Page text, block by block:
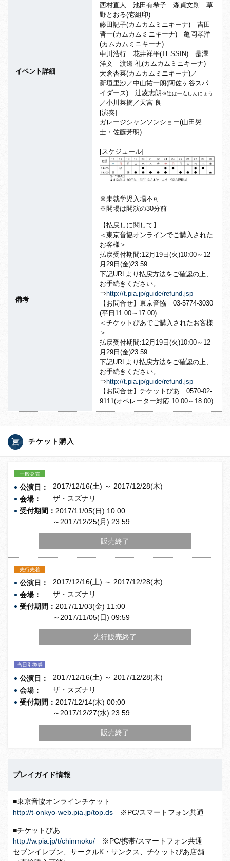
イベント詳細
西村直人 池田有希子 森貞文則 草
野とおる(壱組印)
藤田記子(カムカムミニキーナ) 吉田
晋一(カムカムミニキーナ) 亀岡孝洋
(カムカムミニキーナ)
中川浩行 花井祥平(TESSIN) 是澤
洋文 渡邊 礼(カムカムミニキーナ)
大倉杏菜(カムカムミニキーナ)／
新垣里沙／中山祐一朗(阿佐ヶ谷スパ
イダース) 辻凌志朗※辻は一点しんにょう
／小川菜摘／天宮 良
[演奏]
ガレージシャンソンショー(山田晃
士・佐藤芳明)
[スケジュール]
備考
※未就学児入場不可
※開場は開演の30分前
【払戻しに関して】
＜東京音協オンラインでご購入された
お客様＞
払戻受付期間:12月19日(火)10:00～12
月29日(金)23:59
下記URLより払戻方法をご確認の上、
お手続きください。
⇒http://t.pia.jp/guide/refund. jsp
【お問合せ】東京音協 03-5774-3030
(平日11:00～17:00)
＜チケットぴあでご購入されたお客様
＞
払戻受付期間:12月19日(火)10:00～12
月29日(金)23:59
下記URLより払戻方法をご確認の上、
お手続きください。
⇒http://t.pia.jp/guide/refund. jsp
【お問合せ】チケットぴあ 0570-02-
9111(オペレーター対応:10:00～ 18:00)
チケット購入
一般発売
公演日：
2017/12/16(土) ～ 2017/12/28(木)
会場：
ザ・スズナリ
受付期間： 2017/11/05(日) 10:00
～2017/12/25(月) 23:59
販売終了
先行先着
公演日：
2017/12/16(土) ～ 2017/12/28(木)
会場：
ザ・スズナリ
受付期間： 2017/11/03(金) 11:00
～2017/11/05(日) 09:59
先行販売終了
当日引換券
公演日：
2017/12/16(土) ～ 2017/12/28(木)
会場：
ザ・スズナリ
受付期間： 2017/12/14(木) 00:00
～2017/12/27(水) 23:59
販売終了
プレイガイド情報
■東京音協オンラインチケット
http://t-onkyo-web.pia.jp/top.ds ※PC/スマートフォン共通
■チケットぴあ
http://w.pia.jp/t/chinmoku/ ※PC/携帯/スマートフォン共通
セブンイレブン、サークルK・サンクス、チケットぴあ店舗